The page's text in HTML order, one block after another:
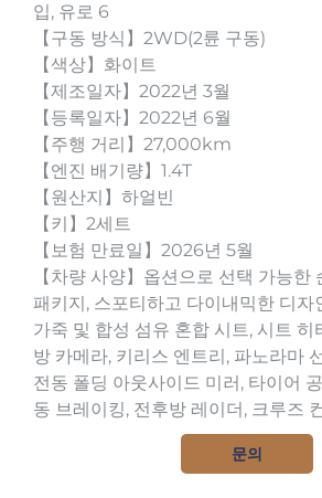
입, 유로 6
【구동 방식】2WD(2륜 구동)
【색상】화이트
【제조일자】2022년 3월
【등록일자】2022년 6월
【주행 거리】27,000km
【엔진 배기량】1.4T
【원산지】하얼빈
【키】2세트
【보험 만료일】2026년 5월
【차량 사양】옵션으로 선택 가능한
패키지, 스포티하고 다이내믹한 디자
가죽 및 합성 섬유 혼합 시트, 시트 히
방 카메라, 키리스 엔트리, 파노라마
전동 폴딩 아웃사이드 미러, 타이어
동 브레이킹, 전후방 레이더, 크루즈
문의